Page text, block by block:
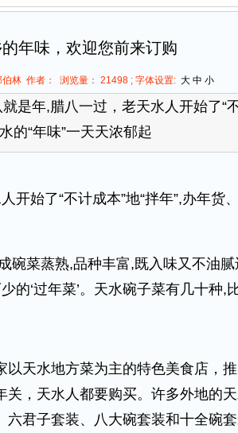
年味，欢迎您前来订购
林 作者： 浏览量： 21498 ; 字体设置: 大 中 小
年,腊八一过，老天水人开始了“
的“年味”一天天浓郁起
始了“不计成本”地“拌年”,办年货
菜蒸熟,品种丰富,既入味又不油腻
的‘过年菜’。天水碗子菜有几十种,
水地方菜为主的特色美食店，
，天水人都要购买。许多外地的
君子套装、八大碗套装和十全碗套